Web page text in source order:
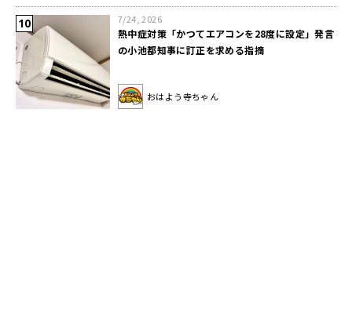
7/24, 2026
熱中症対策「かつてエアコンを28度に設定」発言
の小池都知事に訂正を求める指摘
おはよう寺ちゃん